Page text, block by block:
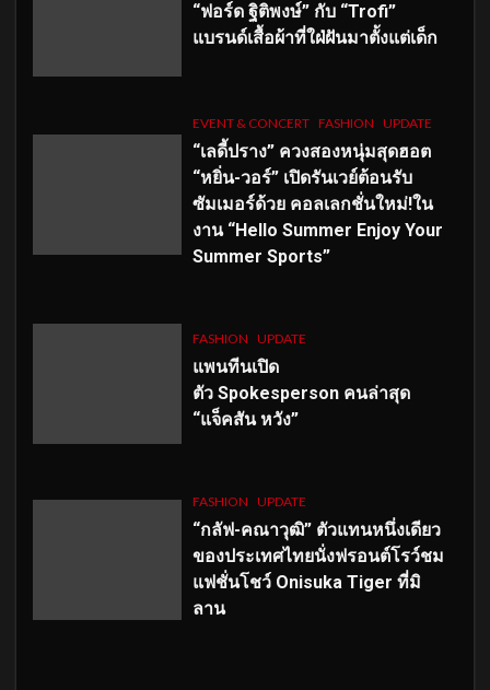
“ฟอร์ด ฐิติพงษ์” กับ “Trofi”
แบรนด์เสื้อผ้าที่ใฝ่ฝันมาตั้งแต่เด็ก
EVENT & CONCERT FASHION UPDATE
“เลดี้ปราง” ควงสองหนุ่มสุดฮอต
“หยิ่น-วอร์” เปิดรันเวย์ต้อนรับ
ซัมเมอร์ด้วย คอลเลกชั่นใหม่!ใน
งาน “Hello Summer Enjoy Your
Summer Sports”
FASHION UPDATE
แพนทีนเปิด
ตัว Spokesperson คนล่าสุด
“แจ็คสัน หวัง”
FASHION UPDATE
“กลัฟ-คณาวุฒิ” ตัวแทนหนึ่งเดียว
ของประเทศไทยนั่งฟรอนต์โรว์ชม
แฟชั่นโชว์ Onisuka Tiger ที่มิ
ลาน